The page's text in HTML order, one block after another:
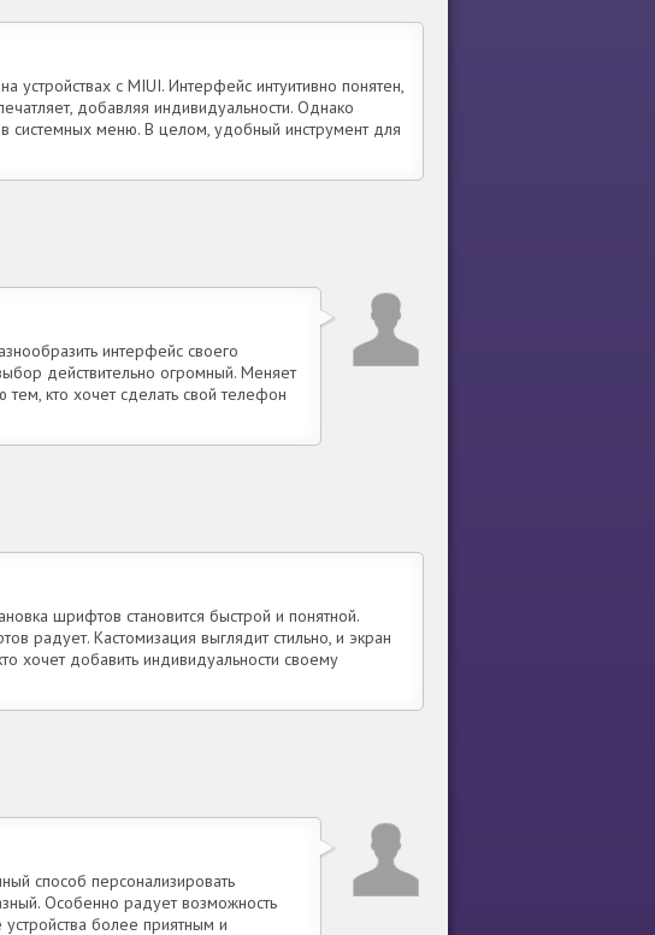
с MIUI. Интерфейс интуитивно понятен,
добавляя индивидуальности. Однако
системных меню. В целом, удобный инструмент для
интерфейс своего
действительно огромный. Меняет
кто хочет сделать свой телефон
шрифтов становится быстрой и понятной.
радует. Кастомизация выглядит стильно, и экран
хочет добавить индивидуальности своему
способ персонализировать
Особенно радует возможность
более приятным и